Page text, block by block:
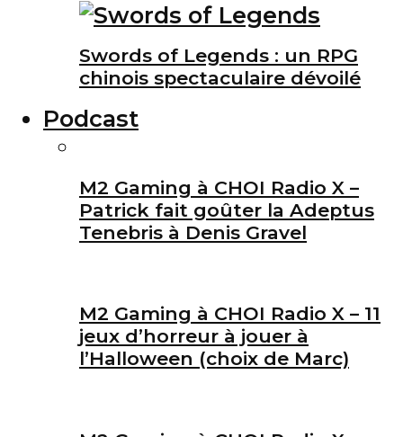
Swords of Legends : un RPG
chinois spectaculaire dévoilé
Podcast
M2 Gaming à CHOI Radio X –
Patrick fait goûter la Adeptus
Tenebris à Denis Gravel
M2 Gaming à CHOI Radio X – 11
jeux d’horreur à jouer à
l’Halloween (choix de Marc)